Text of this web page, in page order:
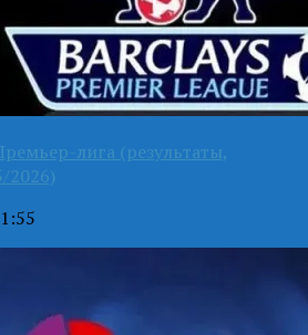
лига (результаты,
2026)